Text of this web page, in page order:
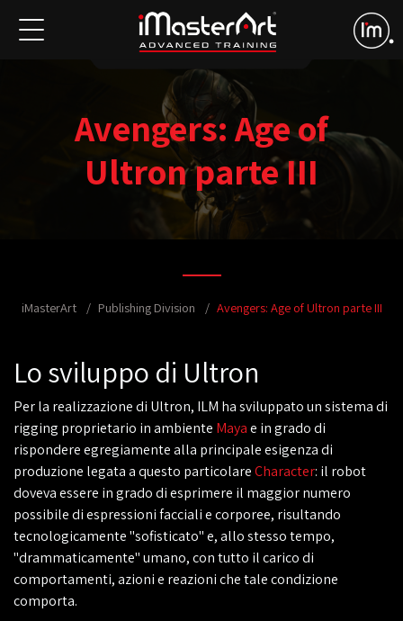
Avengers: Age of
Ultron parte III
iMasterArt Publishing Division Avengers: Age of Ultron parte III
Lo sviluppo di Ultron
Per la realizzazione di Ultron, ILM ha sviluppato un sistema di
rigging proprietario in ambiente Mayae in grado di
rispondere egregiamente alla principale esigenza di
produzione legata a questo particolareCharacter: il robot
doveva essere in grado di esprimere il maggior numero
possibile di espressioni facciali e corporee, risultando
tecnologicamente "sofisticato" e, allo stesso tempo,
"drammaticamente" umano, con tutto il carico di
comportamenti, azioni e reazioni che tale condizione
comporta.